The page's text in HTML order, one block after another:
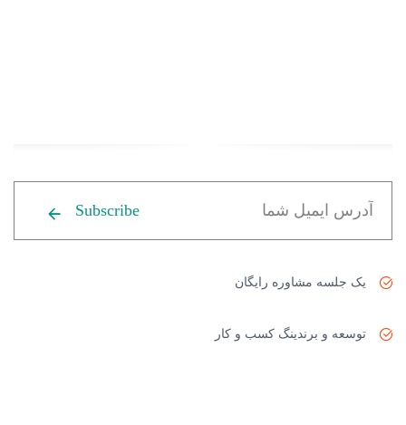
Subscribe
یک جلسه مشاوره رایگان
توسعه و برندینگ کسب و کار